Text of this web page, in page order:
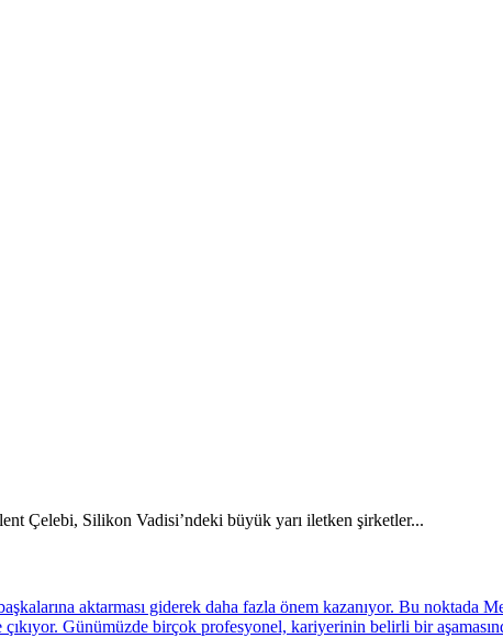
Çelebi, Silikon Vadisi’ndeki büyük yarı iletken şirketler...